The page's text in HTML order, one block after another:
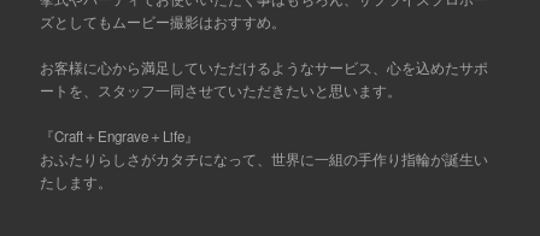
ズとしてもムービー撮影はおすすめ。
お客様に心から満足していただけるようなサービス、心を込めたサポ
ートを、スタッフ一同させていただきたいと思います。
『Craft＋Engrave＋Life』
おふたりらしさがカタチになって、世界に一組の手作り指輪が誕生い
たします。